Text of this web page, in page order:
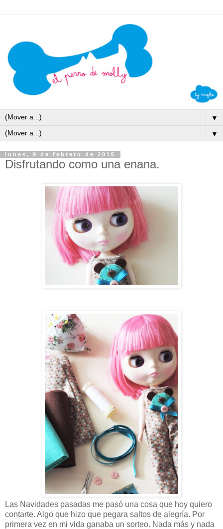
▼
▼
lunes, 9 de febrero de 2015
Disfrutando como una enana.
Las Navidades pasadas me pasó una cosa que hoy quiero
contarte. Algo que hizo que pegara saltos de alegría. Por
primera vez en mi vida ganaba un sorteo. Nada más y nada